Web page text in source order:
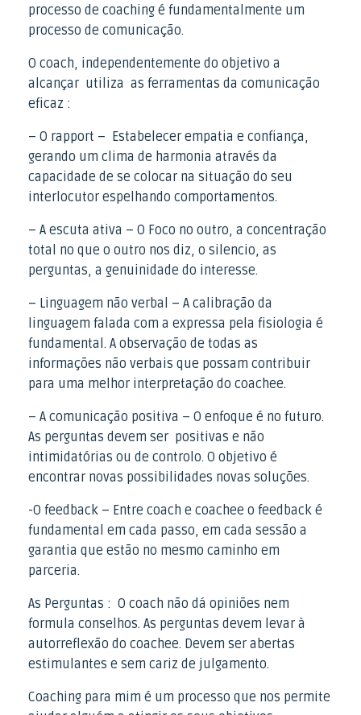
processo de coaching é fundamentalmente um
processo de comunicação.
O coach, independentemente do objetivo a
alcançar utiliza as ferramentas da comunicação
eficaz :
– O rapport – Estabelecer empatia e confiança,
gerando um clima de harmonia através da
capacidade de se colocar na situação do seu
interlocutor espelhando comportamentos.
– A escuta ativa – O Foco no outro, a concentração
total no que o outro nos diz, o silencio, as
perguntas, a genuinidade do interesse.
– Linguagem não verbal – A calibração da
linguagem falada com a expressa pela fisiologia é
fundamental. A observação de todas as
informações não verbais que possam contribuir
para uma melhor interpretação do coachee.
– A comunicação positiva – O enfoque é no futuro.
As perguntas devem ser positivas e não
intimidatórias ou de controlo. O objetivo é
encontrar novas possibilidades novas soluções.
-O feedback – Entre coach e coachee o feedback é
fundamental em cada passo, em cada sessão a
garantia que estão no mesmo caminho em
parceria.
As Perguntas : O coach não dá opiniões nem
formula conselhos. As perguntas devem levar à
autorreflexão do coachee. Devem ser abertas
estimulantes e sem cariz de julgamento.
Coaching para mim é um processo que nos permite